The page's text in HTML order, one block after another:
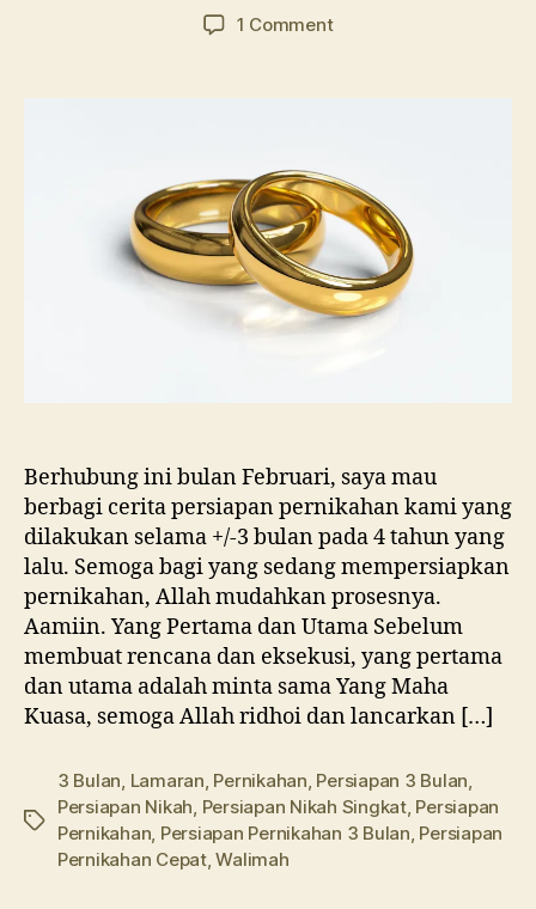
date
1 Commenton
(Bagian
1)
Berhubung ini bulan Februari, saya mau
berbagi cerita persiapan pernikahan kami yang
dilakukan selama +/-3 bulan pada 4 tahun yang
lalu. Semoga bagi yang sedang mempersiapkan
pernikahan, Allah mudahkan prosesnya.
Aamiin. Yang Pertama dan Utama Sebelum
membuat rencana dan eksekusi, yang pertama
dan utama adalah minta sama Yang Maha
Kuasa, semoga Allah ridhoi dan lancarkan […]
Tags
3 Bulan, Lamaran, Pernikahan, Persiapan 3 Bulan,
Persiapan Nikah, Persiapan Nikah Singkat, Persiapan
Pernikahan, Persiapan Pernikahan 3 Bulan, Persiapan
Pernikahan Cepat,Walimah